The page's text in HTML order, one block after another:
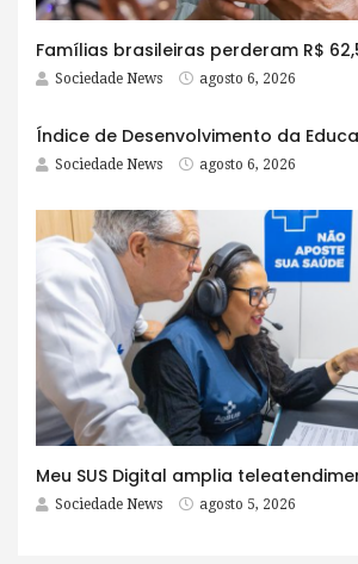
Sociedade News agosto 6, 2026
Sociedade News agosto 6, 2026
Sociedade News agosto 5, 2026